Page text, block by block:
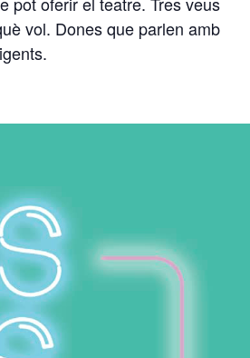
vol. Dones que parlen amb